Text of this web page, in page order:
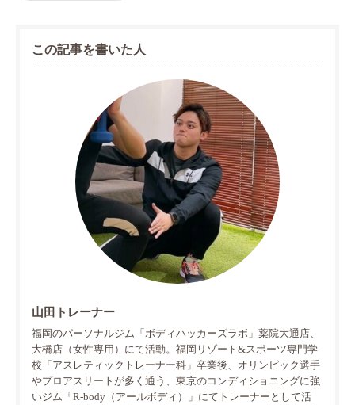
この記事を書いた人
山田トレーナー
福岡のパーソナルジム「ボディハッカーズラボ」薬院大通店、
大橋店（女性専用）にて活動。福岡リゾート&スポーツ専門学
校「アスレティックトレーナー科」卒業後、オリンピック選手
やプロアスリートが多く通う、東京のコンディショニングに強
いジム「R-body（アールボディ）」にてトレーナーとして活